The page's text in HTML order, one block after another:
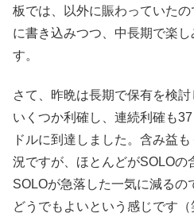
板では、以外に賑わっていた
に書き込みつつ、中長期で楽
す。
さて、昨晩は長期で保有を検
いくつか利確し、連続利確も
ドルに到達しました。含み益
況ですが、ほとんどがSOLOの
SOLOが急落した一気に減るの
どうでもよいという感じです（